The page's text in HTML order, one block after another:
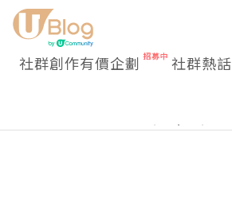
社群創作有價企劃 社群熱話